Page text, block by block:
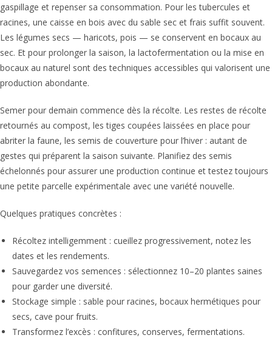
gaspillage et repenser sa consommation. Pour les tubercules et
racines, une caisse en bois avec du sable sec et frais suffit souvent.
Les légumes secs — haricots, pois — se conservent en bocaux au
sec. Et pour prolonger la saison, la lactofermentation ou la mise en
bocaux au naturel sont des techniques accessibles qui valorisent une
production abondante.
Semer pour demain commence dès la récolte. Les restes de récolte
retournés au compost, les tiges coupées laissées en place pour
abriter la faune, les semis de couverture pour l’hiver : autant de
gestes qui préparent la saison suivante. Planifiez des semis
échelonnés pour assurer une production continue et testez toujours
une petite parcelle expérimentale avec une variété nouvelle.
Quelques pratiques concrètes :
Récoltez intelligemment : cueillez progressivement, notez les
dates et les rendements.
Sauvegardez vos semences : sélectionnez 10–20 plantes saines
pour garder une diversité.
Stockage simple : sable pour racines, bocaux hermétiques pour
secs, cave pour fruits.
Transformez l’excès : confitures, conserves, fermentations.